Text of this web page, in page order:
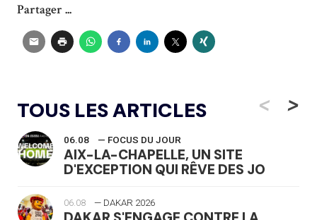
Partager ...
TOUS LES ARTICLES <
06.08 — FOCUS DU JOUR
AIX-LA-CHAPELLE, UN SITE
D'EXCEPTION QUI RÊVE DES JO
06.08 — DAKAR 2026
>